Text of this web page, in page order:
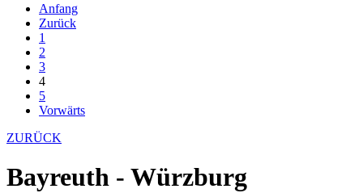
Anfang
Zurück
1
2
3
4
5
Vorwärts
ZURÜCK
Bayreuth - Würzburg